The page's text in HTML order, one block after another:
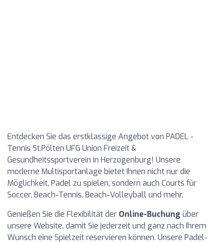
Entdecken Sie das erstklassige Angebot von PADEL -
Tennis St.Pölten UFG Union Freizeit &
Gesundheitssportverein in Herzogenburg! Unsere
moderne Multisportanlage bietet Ihnen nicht nur die
Möglichkeit, Padel zu spielen, sondern auch Courts für
Soccer, Beach-Tennis, Beach-Volleyball und mehr.
Genießen Sie die Flexibilität der Online-Buchung über
unsere Website, damit Sie jederzeit und ganz nach Ihrem
Wunsch eine Spielzeit reservieren können. Unsere Padel-